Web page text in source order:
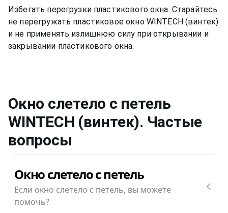
Избегать перегрузки пластикового окна: Старайтесь
не перегружать пластиковое окно WINTECH (винтек)
и не применять излишнюю силу при открывании и
закрывании пластикового окна.
Окно слетело с петель
WINTECH (винтек). Частые
вопросы
Окно слетело с петель
Если окно слетело с петель, вы можете
помочь?